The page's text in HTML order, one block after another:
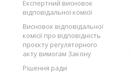
Експертний висновок
відповідальної комісії
Висновок відповідальної
комісії про відповідність
проєкту регуляторного
акту вимогам Закону
Рішення ради